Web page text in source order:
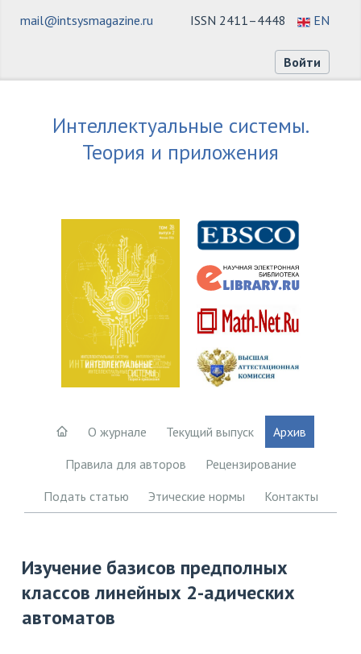
ISSN 2411–4448 EN
mail@intsysmagazine.ru
Войти
Интеллектуальные системы.
Теория и приложения
О журнале Текущий выпуск
Архив
Правила для авторов
Рецензирование
Подать статью
Этические нормы Контакты
Изучение базисов предполных
классов линейных 2-адических
автоматов